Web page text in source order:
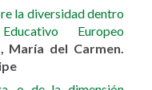
la diversidad dentro
Europeo
María del Carmen.